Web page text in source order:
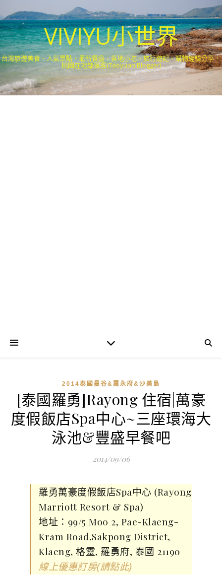
VIVIYU小世界
台灣旅遊美食、人氣景點、最新餐廳、各地小吃、旅行遊記、購物經驗分享．
桃園在地部落客(Taoyuan Blogger)
2014泰國曼谷&羅永府&沙美島
[泰國羅勇]Rayong 住宿|萬豪
度假飯店Spa中心~三座環海大
泳池&豐盛早餐吧
2014/09/06
羅勇萬豪度假飯店Spa中心 (Rayong
Marriott Resort & Spa)
地址：99/5 Moo 2, Pae-Klaeng-
Kram Road,Sakpong District,
Klaeng, 格靈, 羅勇府, 泰國 21190
線上優惠訂房(請點此)